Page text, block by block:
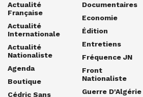
Actualité
Française
Actualité
Internationale
Actualité
Nationaliste
Agenda
Boutique
Cédric Sans
Documentaires
Economie
Édition
Entretiens
Fréquence JN
Front
Nationaliste
Guerre D'Algérie